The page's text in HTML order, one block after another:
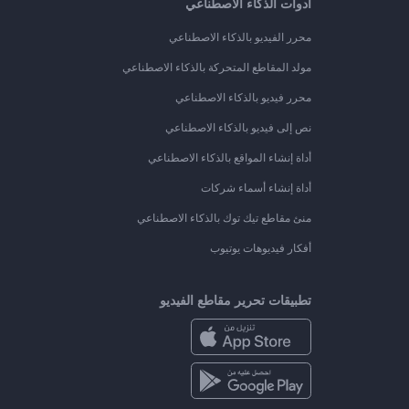
أدوات الذكاء الاصطناعي
محرر الفيديو بالذكاء الاصطناعي
مولد المقاطع المتحركة بالذكاء الاصطناعي
محرر فيديو بالذكاء الاصطناعي
نص إلى فيديو بالذكاء الاصطناعي
أداة إنشاء المواقع بالذكاء الاصطناعي
أداة إنشاء أسماء شركات
منئ مقاطع تيك توك بالذكاء الاصطناعي
أفكار فيديوهات يوتيوب
تطبيقات تحرير مقاطع الفيديو